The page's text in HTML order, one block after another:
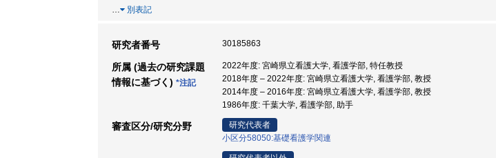
… 別表記
研究者番号 30185863
所属 (過去の研究課題
情報に基づく) *注記
2022年度: 宮崎県立看護大学, 看護学部, 特任教授
2018年度 – 2022年度: 宮崎県立看護大学, 看護学部, 教授
2014年度 – 2016年度: 宮崎県立看護大学, 看護学部, 教授
1986年度: 千葉大学, 看護学部, 助手
審査区分/研究分野
研究代表者
小区分58050:基礎看護学関連